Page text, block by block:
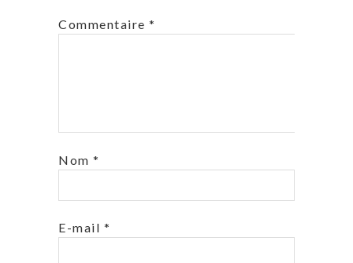
Commentaire *
Nom *
E-mail *